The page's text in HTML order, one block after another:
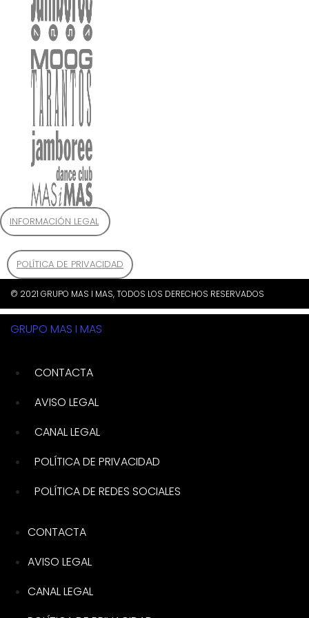
INFORMACIÓN LEGAL
POLÍTICA DE PRIVACIDAD
© 2021 GRUPO MAS I MAS, TODOS LOS DERECHOS RESERVADOS
GRUPO MAS I MAS
CONTACTA
AVISO LEGAL
CANAL LEGAL
POLÍTICA DE PRIVACIDAD
POLÍTICA DE REDES SOCIALES
CONTACTA
AVISO LEGAL
CANAL LEGAL